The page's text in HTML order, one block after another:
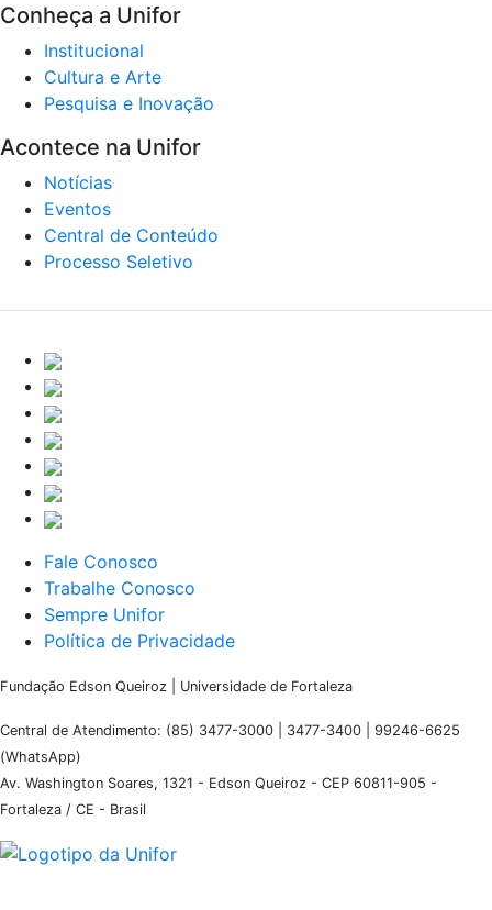
Conheça a Unifor
Institucional
Cultura e Arte
Pesquisa e Inovação
Acontece na Unifor
Notícias
Eventos
Central de Conteúdo
Processo Seletivo
Fale Conosco
Trabalhe Conosco
Sempre Unifor
Política de Privacidade
Fundação Edson Queiroz | Universidade de Fortaleza
Central de Atendimento: (85) 3477-3000 | 3477-3400 | 99246-6625
(WhatsApp)
Av. Washington Soares, 1321 - Edson Queiroz - CEP 60811-905 -
Fortaleza / CE - Brasil